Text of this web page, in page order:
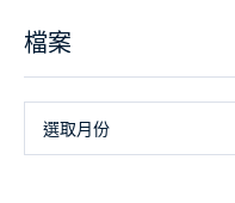
檔案
選取月份